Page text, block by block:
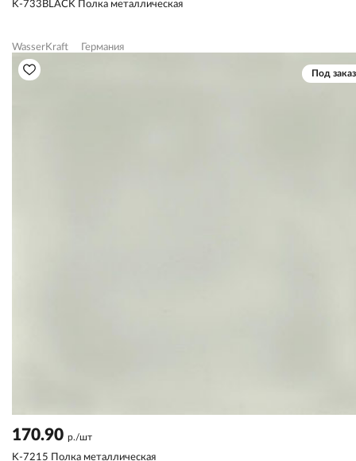
K-733BLACK Полка металлическая
WasserKraft Германия
Под заказ
170.90 р./шт
K-7215 Полка металлическая